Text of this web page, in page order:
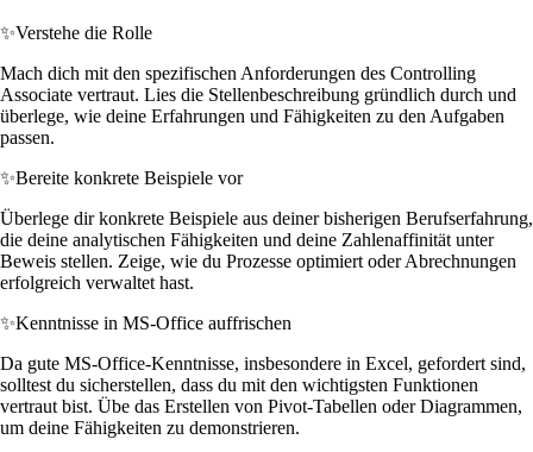
✨Verstehe die Rolle
Mach dich mit den spezifischen Anforderungen des Controlling
Associate vertraut. Lies die Stellenbeschreibung gründlich durch und
überlege, wie deine Erfahrungen und Fähigkeiten zu den Aufgaben
passen.
✨Bereite konkrete Beispiele vor
Überlege dir konkrete Beispiele aus deiner bisherigen Berufserfahrung,
die deine analytischen Fähigkeiten und deine Zahlenaffinität unter
Beweis stellen. Zeige, wie du Prozesse optimiert oder Abrechnungen
erfolgreich verwaltet hast.
✨Kenntnisse in MS-Office auffrischen
Da gute MS-Office-Kenntnisse, insbesondere in Excel, gefordert sind,
solltest du sicherstellen, dass du mit den wichtigsten Funktionen
vertraut bist. Übe das Erstellen von Pivot-Tabellen oder Diagrammen,
um deine Fähigkeiten zu demonstrieren.